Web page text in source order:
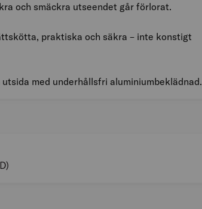
och smäckra utseendet går förlorat.
praktiska och säkra – inte konstigt
med underhållsfri aluminiumbeklädnad.